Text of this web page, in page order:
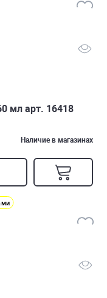
мл арт. 16418
Наличие в магазинах